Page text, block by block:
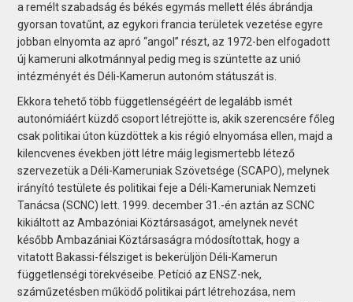
a remélt szabadság és békés egymás mellett élés ábrándja
gyorsan tovatűnt, az egykori francia területek vezetése egyre
jobban elnyomta az apró “angol” részt, az 1972-ben elfogadott
új kameruni alkotmánnyal pedig meg is szüntette az unió
intézményét és Déli-Kamerun autonóm státuszát is.
Ekkora tehető több függetlenségéért de legalább ismét
autonómiáért küzdő csoport létrejötte is, akik szerencsére főleg
csak politikai úton küzdöttek a kis régió elnyomása ellen, majd a
kilencvenes években jött létre máig legismertebb létező
szervezetük a Déli-Kameruniak Szövetsége (SCAPO), melynek
irányító testülete és politikai feje a Déli-Kameruniak Nemzeti
Tanácsa (SCNC) lett. 1999. december 31.-én aztán az SCNC
kikiáltott az Ambazóniai Köztársaságot, amelynek nevét
később Ambazániai Köztársaságra módosítottak, hogy a
vitatott Bakassi-félsziget is bekerüljön Déli-Kamerun
függetlenségi törekvéseibe. Petíció az ENSZ-nek,
száműzetésben működő politikai párt létrehozása, nem